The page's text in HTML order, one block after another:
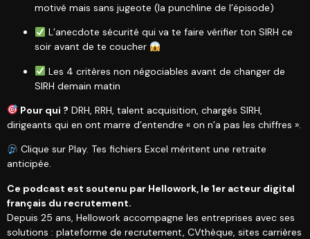
motivé mais sans jugeote (la punchline de l’épisode)
L’anecdote sécurité qui va te faire vérifier ton SIRH ce
soir avant de te coucher
Les 4 critères non négociables avant de changer de
SIRH demain matin
Pour qui ? DRH, RRH, talent acquisition, chargés SIRH,
dirigeants qui en ont marre d’entendre « on n’a pas les chiffres ».
Clique sur Play. Tes fichiers Excel méritent une retraite
anticipée.
Ce podcast est soutenu par Hellowork, le 1er acteur digital
français du recrutement.
Depuis 25 ans, Hellowork accompagne les entreprises avec ses
solutions : plateforme de recrutement, CVthèque, sites carrières